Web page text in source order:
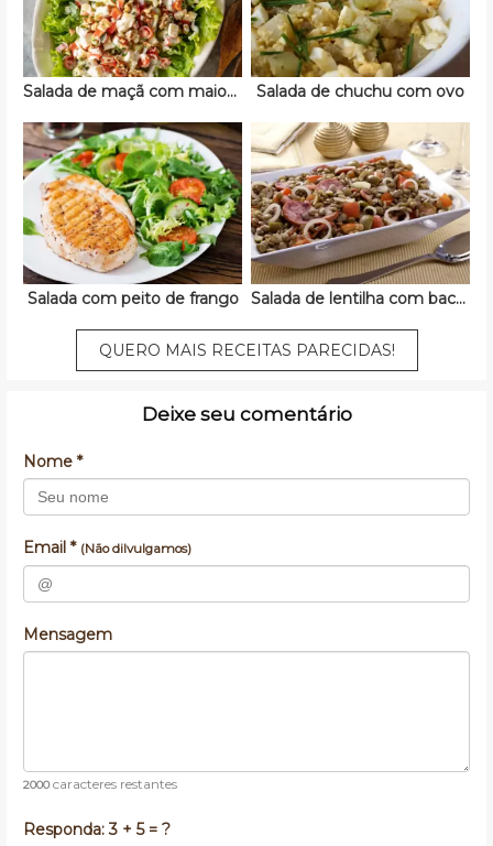
Salada de maçã com maionese Salada de chuchu com ovo
Salada com peito de frango Salada de lentilha com bacon
QUERO MAIS RECEITAS PARECIDAS!
Deixe seu comentário
Nome *
Email * (Não dilvulgamos)
Mensagem
2000caracteres restantes
Responda:3 + 5 = ?